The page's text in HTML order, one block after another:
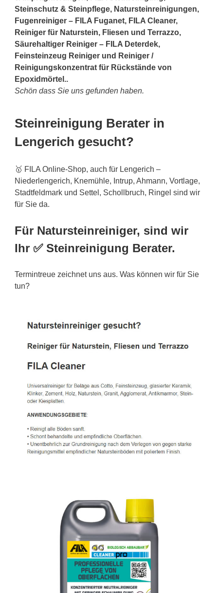
Steinschutz & Steinpflege, Natursteinreinigungen,
Fugenreiniger – FILA Fuganet, FILA Cleaner,
Reiniger für Naturstein, Fliesen und Terrazzo,
Säurehaltiger Reiniger – FILA Deterdek,
Feinsteinzeug Reiniger und Reiniger /
Reinigungskonzentrat für Rückstände von
Epoxidmörtel..
Schön dass Sie uns gefunden haben.
Steinreinigung Berater in
Lengerich gesucht?
🥇 FILA Online-Shop, auch für Lengerich –
Niederlengerich, Knemühle, Intrup, Ahmann, Vortlage,
Stadtfeldmark und Settel, Schollbruch, Ringel sind wir
für Sie da.
Für Natursteinreiniger, sind wir
Ihr ✅ Steinreinigung Berater.
Termintreue zeichnet uns aus. Was können wir für Sie
tun?